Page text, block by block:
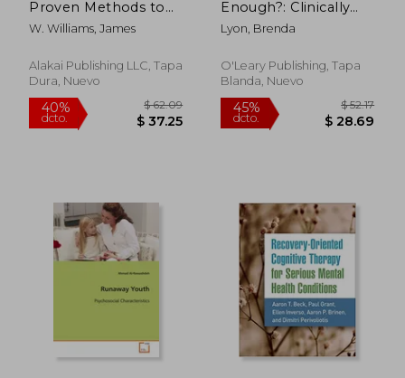
45% 45%
Proven Methods to
Manage Anxiety and
Shyness, and
Personal and
Professional Life (en
W. Williams, James
Alakai Publishing LLC, Tapa
Dura, Nuevo
Enough?: Clinically
Proven Methods to
Conquer Stress (en
Lyon, Brenda
O'Leary Publishing, Tapa
Blanda, Nuevo